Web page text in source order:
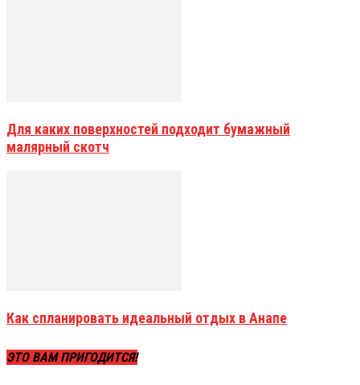
Для каких поверхностей подходит бумажный
малярный скотч
Как спланировать идеальный отдых в Анапе
ЭТО ВАМ ПРИГОДИТСЯ!